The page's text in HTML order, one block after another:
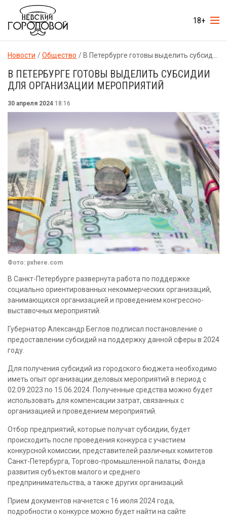
18+
Новости Общество В Петербурге готовы выделить субсидии для организации мероприятий
В ПЕТЕРБУРГЕ ГОТОВЫ ВЫДЕЛИТЬ СУБСИДИИ
ДЛЯ ОРГАНИЗАЦИИ МЕРОПРИЯТИЙ
30 апреля 2024 18:16
Фото: pxhere.com
В Санкт-Петербурге развернута работа по поддержке
социально ориентированных некоммерческих организаций,
занимающихся организацией и проведением конгрессно-
выставочных мероприятий.
Губернатор Александр Беглов подписал постановление о
предоставлении субсидий на поддержку данной сферы в 2024
году.
Для получения субсидий из городского бюджета необходимо
иметь опыт организации деловых мероприятий в период с
02.09.2023 по 15.06.2024. Полученные средства можно будет
использовать для компенсации затрат, связанных с
организацией и проведением мероприятий.
Отбор предприятий, которые получат субсидии, будет
происходить после проведения конкурса с участием
конкурсной комиссии, представителей различных комитетов
Санкт-Петербурга, Торгово-промышленной палаты, Фонда
развития субъектов малого и среднего
предпринимательства, а также других организаций.
Прием документов начнется с 16 июля 2024 года,
подробности о конкурсе можно будет найти на сайте